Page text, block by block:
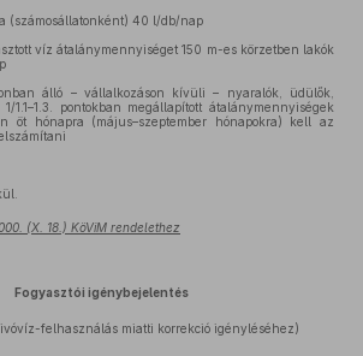
(számosállatonként) 40 l/db/nap
víz átalánymennyiséget 150 m-es körzetben lakók
álló – vállalkozáson kívüli – nyaralók, üdülők,
1.1–1.3. pontokban megállapított átalánymennyiségek
öt hónapra (május–szeptember hónapokra) kell az
(X. 18.) KöViM rendelethez
Fogyasztói igénybejelentés
ivóvíz-felhasználás miatti korrekció igényléséhez)